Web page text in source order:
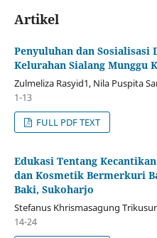
Artikel
Penyuluhan dan
Kelurahan Sialang Munggu
Zulmeliza Rasyid1, Nila Puspita
1-13
FULL PDF TEXT
Edukasi Tentang
dan Kosmetik Bermerkuri
Baki, Sukoharjo
Stefanus Khrismasagung
14-24